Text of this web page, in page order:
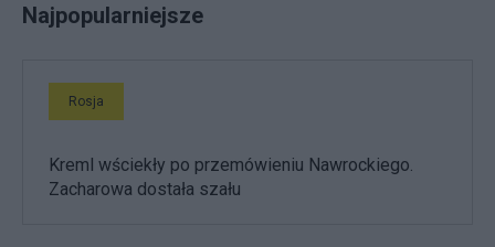
Najpopularniejsze
Rosja
Kreml wściekły po przemówieniu Nawrockiego.
Zacharowa dostała szału